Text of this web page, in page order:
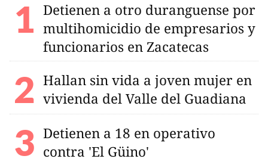
Detienen a otro duranguense por
multihomicidio de empresarios y
funcionarios en Zacatecas
Hallan sin vida a joven mujer en
vivienda del Valle del Guadiana
Detienen a 18 en operativo
contra 'El Güino'